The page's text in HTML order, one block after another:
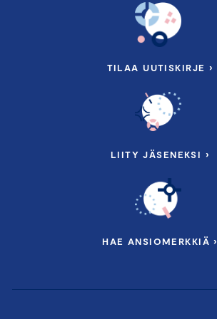
TILAA UUTISKIRJE ›
LIITY JÄSENEKSI ›
HAE ANSIOMERKKIÄ ›